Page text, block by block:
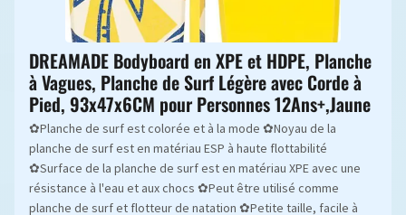
DREAMADE Bodyboard en XPE et HDPE, Planche
à Vagues, Planche de Surf Légère avec Corde à
Pied, 93x47x6CM pour Personnes 12Ans+,Jaune
✿Planche de surf est colorée et à la mode ✿Noyau de la
planche de surf est en matériau ESP à haute flottabilité
✿Surface de la planche de surf est en matériau XPE avec une
résistance à l'eau et aux chocs ✿Peut être utilisé comme
planche de surf et flotteur de natation ✿Petite taille, facile à